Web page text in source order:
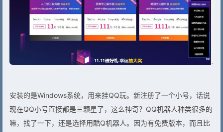
安装的是Windows系统，用来挂QQ玩。新注册了一个小号，话说
现在QQ小号直接都是三颗星了，这么神奇？QQ机器人种类很多的
嘛，找了一下，还是选择用酷Q机器人。因为有免费版本，而且比